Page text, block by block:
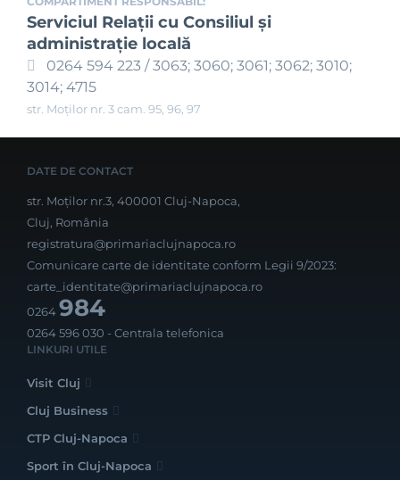
Serviciul Relaţii cu Consiliul şi
administraţie locală
0264 594 223 / 3063; 3060; 3061; 3062; 3010;
3014; 4715
str. Moților nr. 3 cam. 95, 96, 97
DATE DE CONTACT
str. Moților nr.3, 400001 Cluj-Napoca,
Cluj, România
registratura@primariaclujnapoca.ro
Comunicare carte de identitate conform Legii 9/2023:
carte_identitate@primariaclujnapoca.ro
0264984
0264 596 030 - Centrala telefonica
LINKURI UTILE
Visit Cluj
Cluj Business
CTP Cluj-Napoca
Sport în Cluj-Napoca